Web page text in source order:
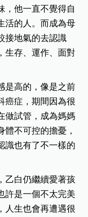
，他一直不覺得自
活的人。而成為母
接地氣的去認識
生存、運作、面對
是高的，像是之前
癌症，期間因為很
做試管，成為媽媽
體不可控的擔憂，
識也有了不一樣的
乙白仍繼續愛著孩
許是一個不太完美
人生也會再遭遇很